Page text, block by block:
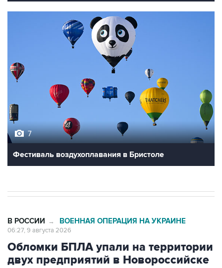
7
Фестиваль воздухоплавания в Бристоле
В РОССИИ → ВОЕННАЯ ОПЕРАЦИЯ НА УКРАИНЕ
06:27, 9 августа 2026
Обломки БПЛА упали на территории
двух предприятий в Новороссийске